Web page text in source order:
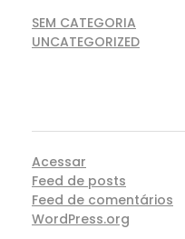
SEM CATEGORIA
UNCATEGORIZED
Acessar
Feed de posts
Feed de comentários
WordPress.org